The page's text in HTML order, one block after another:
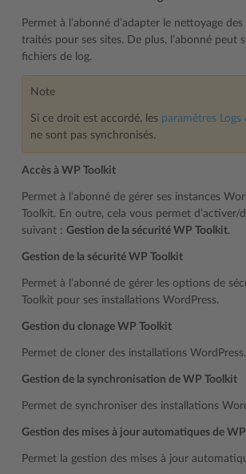
Permet à l’abonné d’adapter le nettoyage
traités pour ses sites. De plus, l’abonné peut
fichiers de log.
Note
Si ce droit est accordé, les paramètres
ne sont pas synchronisés.
Accès à WP Toolkit
Permet à l’abonné de gérer ses instances
Toolkit. En outre, cela vous permet
suivant : Gestion de la sécurité WP Toolkit.
Gestion de la sécurité WP Toolkit
Permet à l’abonné de gérer les options de
Toolkit pour ses installations WordPress.
Gestion du clonage WP Toolkit
Permet de cloner des installations WordPress.
Gestion de la synchronisation de WP Toolkit
Permet de synchroniser des installations
Gestion des mises à jour automatiques de
Permet la gestion des mises à jour